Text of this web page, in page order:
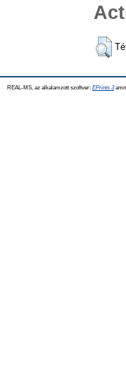
REAL-MS, az alkalamzott szoftver: EPrints 3amit